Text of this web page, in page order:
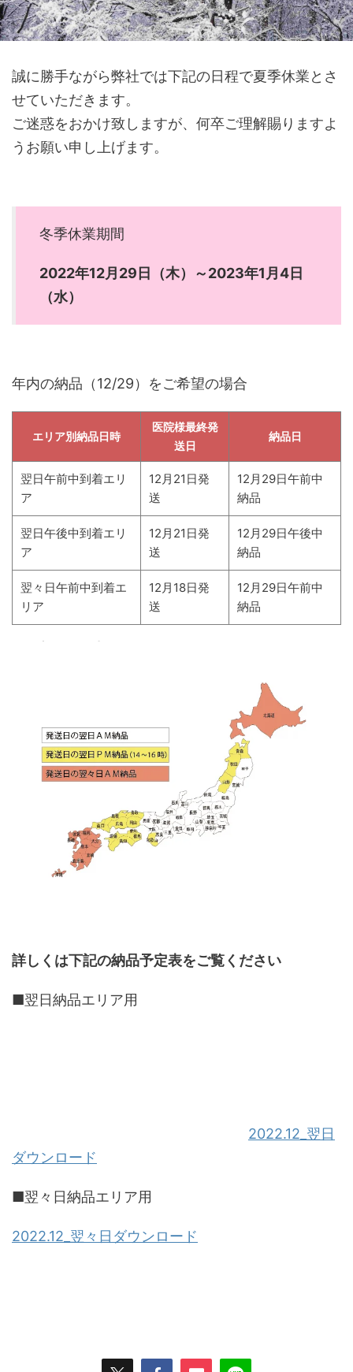
誠に勝手ながら弊社では下記の日程で夏季休業とさ
せていただきます。
ご迷惑をおかけ致しますが、何卒ご理解賜りますよ
うお願い申し上げます。
冬季休業期間
2022年12月29日（木）～2023年1月4日
（水）
年内の納品（12/29）をご希望の場合
エリア別納品日時
医院様最終発
送日
納品日
翌日午前中到着エリ
ア
12月21日発
送
12月29日午前中
納品
翌日午後中到着エリ
ア
12月21日発
送
12月29日午後中
納品
翌々日午前中到着エ
リア
12月18日発
送
12月29日午前中
納品
詳しくは下記の納品予定表をご覧ください
■翌日納品エリア用
2022.12_翌日
ダウンロード
■翌々日納品エリア用
2022.12_翌々日ダウンロード